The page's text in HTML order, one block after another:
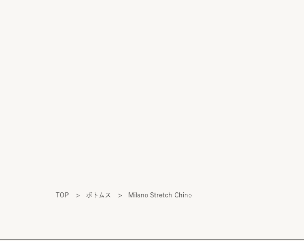
TOP > ボトムス > Milano Stretch Chino